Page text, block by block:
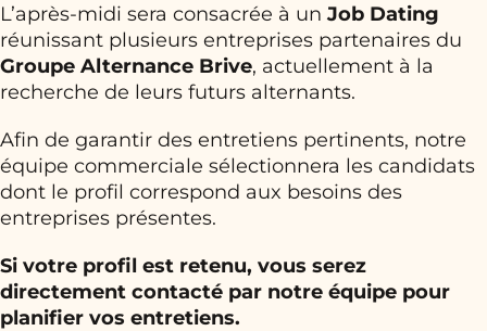
L’après-midi sera consacrée à un Job Dating
réunissant plusieurs entreprises partenaires du
Groupe Alternance Brive, actuellement à la
recherche de leurs futurs alternants.
Afin de garantir des entretiens pertinents, notre
équipe commerciale sélectionnera les candidats
dont le profil correspond aux besoins des
entreprises présentes.
Si votre profil est retenu, vous serez
directement contacté par notre équipe pour
planifier vos entretiens.